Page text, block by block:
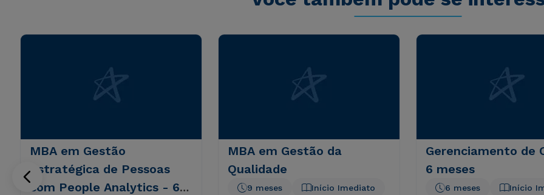
MBA em Gestão
Estratégica de Pessoas
com People Analytics - 6
MBA em Gestão da
Qualidade
Início Imediato
9 meses
Gerenciamento de
6 meses
Início
6 meses